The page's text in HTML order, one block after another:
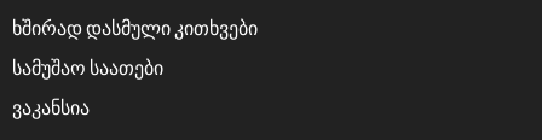
ხშირად დასმული კითხვები
სამუშაო საათები
ვაკანსია